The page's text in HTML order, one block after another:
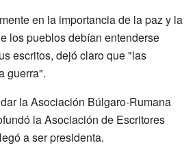
en la importancia de la paz y la
los pueblos debían entenderse
escritos, dejó claro que "las
guerra".
la Asociación Búlgaro-Rumana
la Asociación de Escritores
a ser presidenta.